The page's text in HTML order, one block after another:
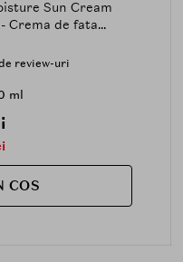
Sun Cream
Crema de fata...
review-uri
ml
COS